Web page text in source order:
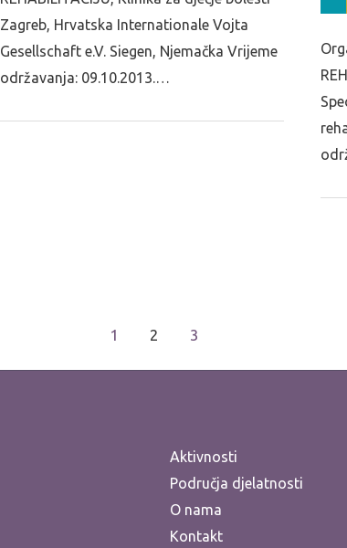
Zagreb, Hrvatska Internationale Vojta
Gesellschaft e.V. Siegen, Njemačka Vrijeme
održavanja: 09.10.2013.…
1 2 3
Aktivnosti
Područja djelatnosti
O nama
Kontakt